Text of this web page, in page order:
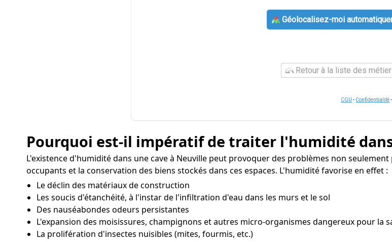
Géolocalisez-moi
Retour à la liste des
CGU - Confidentialité
Pourquoi est-il impératif de traiter l'humidité dans
L'existence d'humidité dans une cave à Neuville peut provoquer des problèmes non
occupants et la conservation des biens stockés dans ces espaces. L'humidité favorise en effet :
Le déclin des matériaux de construction
Les soucis d'étanchéité, à l'instar de l'infiltration d'eau dans les murs et le sol
Des nauséabondes odeurs persistantes
L'expansion des moisissures, champignons et autres micro-organismes dangereux pour la
La prolifération d'insectes nuisibles (mites, fourmis, etc.)